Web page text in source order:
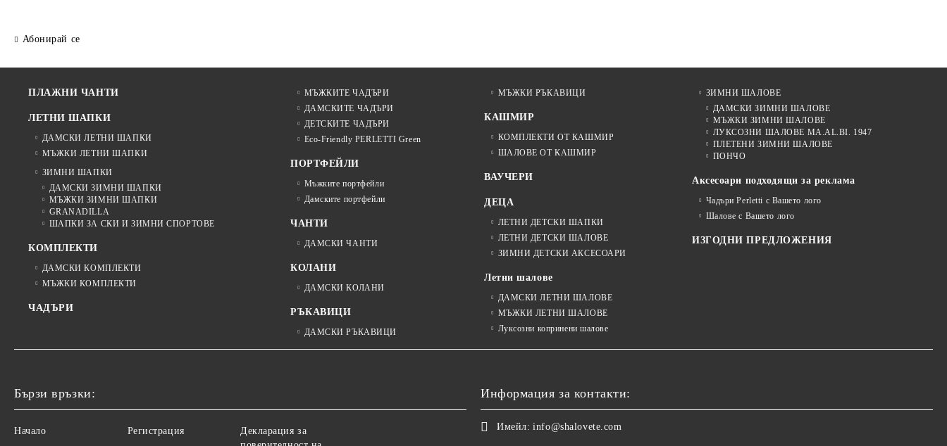
Абонирай се
ПЛАЖНИ ЧАНТИ
ЛЕТНИ ШАПКИ
ДАМСКИ ЛЕТНИ ШАПКИ
МЪЖКИ ЛЕТНИ ШАПКИ
ЗИМНИ ШАПКИ
ДАМСКИ ЗИМНИ ШАПКИ
МЪЖКИ ЗИМНИ ШАПКИ
GRANADILLA
ШАПКИ ЗА СКИ И ЗИМНИ СПОРТОВЕ
КОМПЛЕКТИ
ДАМСКИ КОМПЛЕКТИ
МЪЖКИ КОМПЛЕКТИ
ЧАДЪРИ
МЪЖКИТЕ ЧАДЪРИ
ДАМСКИТЕ ЧАДЪРИ
ДЕТСКИТЕ ЧАДЪРИ
Eco-Friendly PERLETTI Green
ПОРТФЕЙЛИ
Мъжките портфейли
Дамските портфейли
ЧАНТИ
ДАМСКИ ЧАНТИ
КОЛАНИ
ДАМСКИ КОЛАНИ
РЪКАВИЦИ
ДАМСКИ РЪКАВИЦИ
МЪЖКИ РЪКАВИЦИ
КАШМИР
КОМПЛЕКТИ ОТ КАШМИР
ШАЛОВЕ ОТ КАШМИР
ВАУЧЕРИ
ДЕЦА
ЛЕТНИ ДЕТСКИ ШАПКИ
ЛЕТНИ ДЕТСКИ ШАЛОВЕ
ЗИМНИ ДЕТСКИ АКСЕСОАРИ
Летни шалове
ДАМСКИ ЛЕТНИ ШАЛОВЕ
МЪЖКИ ЛЕТНИ ШАЛОВЕ
Луксозни копринени шалове
ЗИМНИ ШАЛОВЕ
ДАМСКИ ЗИМНИ ШАЛОВЕ
МЪЖКИ ЗИМНИ ШАЛОВЕ
ЛУКСОЗНИ ШАЛОВЕ MA.AL.BI. 1947
ПЛЕТЕНИ ЗИМНИ ШАЛОВЕ
ПОНЧО
Аксесоари подходящи за реклама
Чадъри Perletti с Вашето лого
Шалове с Вашето лого
ИЗГОДНИ ПРЕДЛОЖЕНИЯ
Бързи връзки:
Начало Регистрация
Декларация за
Информация за контакти:
Имейл: info@shalovete.com